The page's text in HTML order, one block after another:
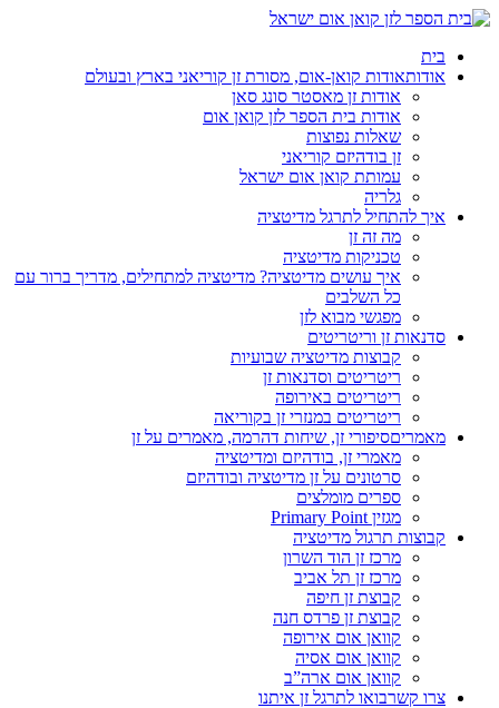
בית
אודותאודות קואן-אום, מסורת זן קוריאני בארץ ובעולם
אודות זן מאסטר סונג סאן
אודות בית הספר לזן קואן אום
שאלות נפוצות
זן בודהיזם קוריאני
עמותת קואן אום ישראל
גלריה
איך להתחיל לתרגל מדיטציה
מה זה זן
טכניקות מדיטציה
איך עושים מדיטציה? מדיטציה למתחילים, מדריך ברור עם
כל השלבים
מפגשי מבוא לזן
סדנאות זן וריטריטים
קבוצות מדיטציה שבועיות
ריטריטים וסדנאות זן
ריטריטים באירופה
ריטריטים במנזרי זן בקוריאה
מאמריםסיפורי זן, שיחות דהרמה, מאמרים על זן
מאמרי זן, בודהיזם ומדיטציה
סרטונים על זן מדיטציה ובודהיזם
ספרים מומלצים
מגזין Primary Point
קבוצות תרגול מדיטציה
מרכז זן הוד השרון
מרכז זן תל אביב
קבוצת זן חיפה
קבוצת זן פרדס חנה
קוואן אום אירופה
קוואן אום אסיה
קוואן אום ארה”ב
צרו קשרבואו לתרגל זן איתנו